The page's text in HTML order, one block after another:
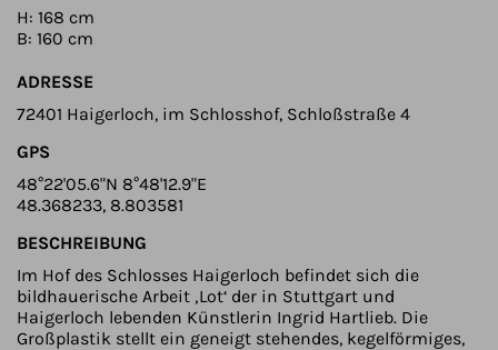
H: 168 cm
B: 160 cm
ADRESSE
72401 Haigerloch, im Schlosshof, Schloßstraße 4
GPS
48°22'05.6"N 8°48'12.9"E
48.368233, 8.803581
BESCHREIBUNG
Im Hof des Schlosses Haigerloch befindet sich die
bildhauerische Arbeit ‚Lot‘ der in Stuttgart und
Haigerloch lebenden Künstlerin Ingrid Hartlieb. Die
Großplastik stellt ein geneigt stehendes, kegelförmiges,